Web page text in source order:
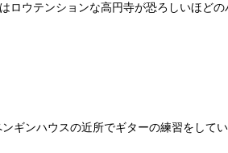
ウテンションな高円寺が恐ろしいほど
ギンハウスの近所でギターの練習をして